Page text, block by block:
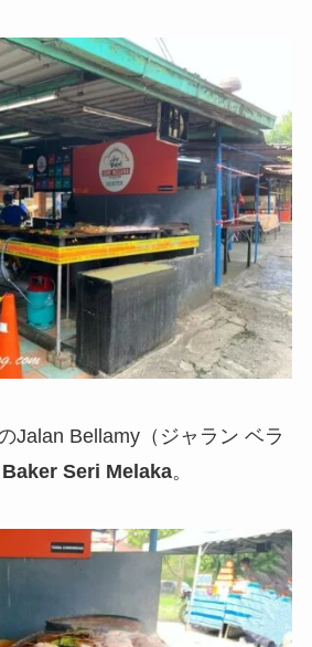
Jalan Bellamy（ジャラン ベラ
Seri Melaka。